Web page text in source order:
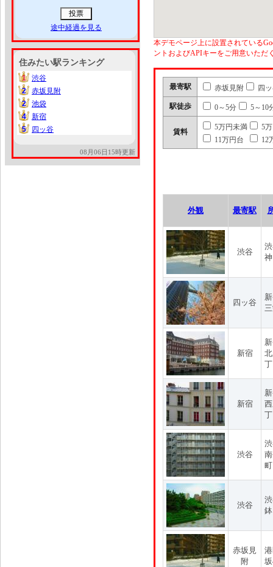
途中経過を見る
住みたい駅ランキング
1
1
渋谷
2
2
赤坂見附
2
2
池袋
4
4
新宿
5
5 四ッ谷
08月06日15時更新
本デモページ上に設置されている
ントおよびAPIキーをご用意いただ
最寄駅 赤坂見附 四
駅徒歩 0～5分 5～10
賃料
5万円未満
5
11万円台
12
外観 最寄駅
渋谷
四ッ谷
新宿
新宿
渋谷
渋谷
赤坂見
附